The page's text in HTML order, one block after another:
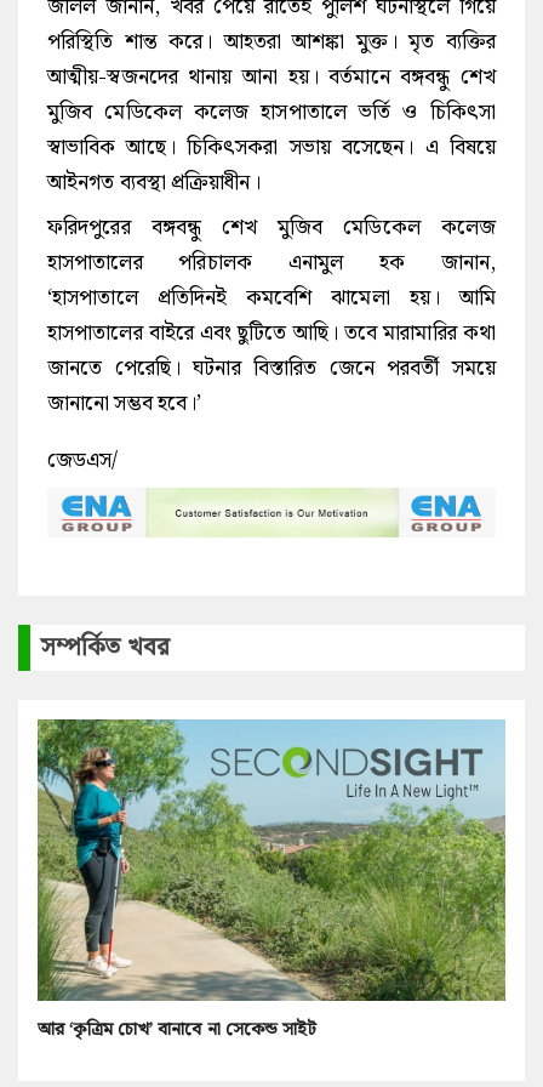
জলিল জানান, খবর পেয়ে রাতেই পুলিশ ঘটনাস্থলে গিয়ে
পরিস্থিতি শান্ত করে। আহতরা আশঙ্কা মুক্ত। মৃত ব্যক্তির
আত্মীয়-স্বজনদের থানায় আনা হয়। বর্তমানে বঙ্গবন্ধু শেখ
মুজিব মেডিকেল কলেজ হাসপাতালে ভর্তি ও চিকিৎসা
স্বাভাবিক আছে। চিকিৎসকরা সভায় বসেছেন। এ বিষয়ে
আইনগত ব্যবস্থা প্রক্রিয়াধীন।
ফরিদপুরের বঙ্গবন্ধু শেখ মুজিব মেডিকেল কলেজ
হাসপাতালের পরিচালক এনামুল হক জানান,
‘হাসপাতালে প্রতিদিনই কমবেশি ঝামেলা হয়। আমি
হাসপাতালের বাইরে এবং ছুটিতে আছি। তবে মারামারির কথা
জানতে পেরেছি। ঘটনার বিস্তারিত জেনে পরবর্তী সময়ে
জানানো সম্ভব হবে।’
জেডএস/
সম্পর্কিত খবর
আর ‘কৃত্রিম চোখ’ বানাবে না সেকেন্ড সাইট